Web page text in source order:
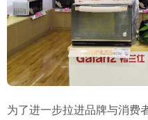
为了进一步拉进品牌与消费